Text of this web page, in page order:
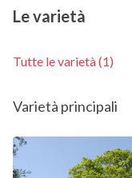
Le varietà
Tutte le varietà (1)
Varietà principali